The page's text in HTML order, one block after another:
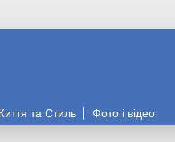
та Стиль Фото і відео